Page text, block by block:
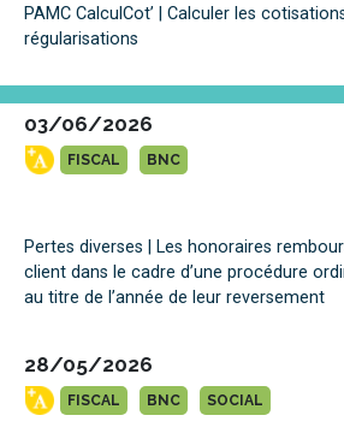
PAMC CalculCot’ | Calculer les
régularisations
03/06/2026
FISCAL BNC
Pertes diverses | Les honoraires
client dans le cadre d’une procédure
au titre de l’année de leur reversement
28/05/2026
FISCAL BNC SOCIAL